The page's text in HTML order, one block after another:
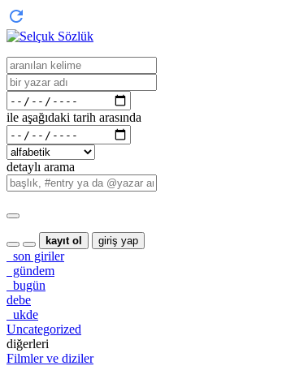
ile aşağıdaki tarih arasında
detaylı arama
kayıt ol giriş yap
son giriler
gündem
bugün
debe
ukde
Uncategorized
diğerleri
Filmler ve diziler